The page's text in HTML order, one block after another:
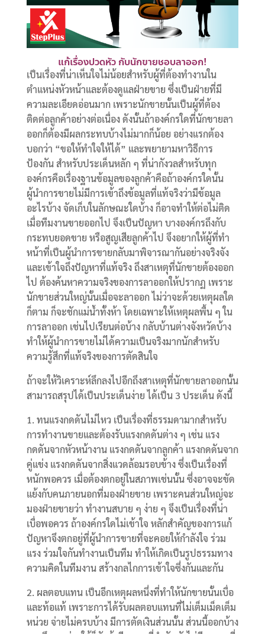
แก้เรื่องปวดหัว กับนักขายชอบลาออก!
เป็นเรื่องที่น่าเห็นใจไม่น้อยสำหรับผู้ที่ต้องทำงานใน
ตำแหน่งหัวหน้าและต้องดูแลฝ่ายขาย ซึ่งเป็นฝ่ายที่มี
ความละเอียดอ่อนมาก เพราะนักขายนั้นเป็นผู้ที่ต้อง
ติดต่อลูกค้าอย่างต่อเนื่อง ดังนั้นถ้าองค์กรใดที่นักขายลา
ออกก็ต้องมีผลกระทบบ้างไม่มากก็น้อย อย่างแรกต้อง
บอกว่า “ขอให้ทำใจให้ได้” และพยายามหาวิธีการ
ป้องกัน สำหรับประเด็นหลัก ๆ ที่น่ากังวลสำหรับทุก
องค์กรคือเรื่องฐานข้อมูลของลูกค้าคือถ้าองค์กรใดนั้น
ผู้นำการขายไม่มีการเข้าถึงข้อมูลที่แท้จริงว่ามีข้อมูล
อะไรบ้าง จัดเก็บในลักษณะใดบ้าง ก็อาจทำให้ต่อไม่ติด
เมื่อทีมงานขายออกไป จึงเป็นปัญหา บางองค์กรถึงกับ
กระทบยอดขาย หรือสูญเสียลูกค้าไป จึงอยากให้ผู้ที่ทำ
หน้าที่เป็นผู้นำการขายกลับมาพิจารณากันอย่างจริงจัง
และเข้าใจถึงปัญหาที่แท้จริง ถึงสาเหตุที่นักขายต้องออก
ไป ต้องค้นหาความจริงของการลาออกให้ปรากฏ เพราะ
นักขายส่วนใหญ่นั้นเมื่อจะลาออก ไม่ว่าจะด้วยเหตุผลใด
ก็ตาม ก็จะชักแม่น้ำทั้งห้า โดยเฉพาะให้เหตุผลพื้น ๆ ใน
การลาออก เช่นไปเรียนต่อบ้าง กลับบ้านต่างจังหวัดบ้าง
ทำให้ผู้นำการขายไม่ได้ความเป็นจริงมากนักสำหรับ
ความรู้สึกที่แท้จริงของการตัดสินใจ
ถ้าจะให้วิเคราะห์ลึกลงไปอีกถึงสาเหตุที่นักขายลาออกนั้น
สามารถสรุปได้เป็นประเด็นง่าย ได้เป็น 3 ประเด็น ดังนี้
1. ทนแรงกดดันไม่ไหว เป็นเรื่องที่ธรรมดามากสำหรับ
การทำงานขายและต้องรับแรงกดดันต่าง ๆ เช่น แรง
กดดันจากหัวหน้างาน แรงกดดันจากลูกค้า แรงกดดันจาก
คู่แข่ง แรงกดดันจากสิ่งแวดล้อมรอบข้าง ซึ่งเป็นเรื่องที่
หนักพอควร เมื่อต้องตกอยู่ในสภาพเช่นนั้น ซึ่งอาจจะขัด
แย้งกับคนภายนอกที่มองฝ่ายขาย เพราะคนส่วนใหญ่จะ
มองฝ่ายขายว่า ทำงานสบาย ๆ ง่าย ๆ จึงเป็นเรื่องที่น่า
เบื่อพอควร ถ้าองค์กรใดไม่เข้าใจ หลักสำคัญของการแก้
ปัญหาจึงตกอยู่ที่ผู้นำการขายที่จะคอยให้กำลังใจ ร่วม
แรง ร่วมใจกันทำงานเป็นทีม ทำให้เกิดเป็นรูปธรรมทาง
ความคิดในทีมงาน สร้างกลไกการเข้าใจซึ่งกันและกัน
2. ผลตอบแทน เป็นอีกเหตุผลหนึ่งที่ทำให้นักขายนั้นเบื่อ
และท้อแท้ เพราะการได้รับผลตอบแทนที่ไม่เต็มเม็ดเต็ม
หน่วย จ่ายไม่ครบบ้าง มีการตัดเงินส่วนนั้น ส่วนนี้ออกบ้าง